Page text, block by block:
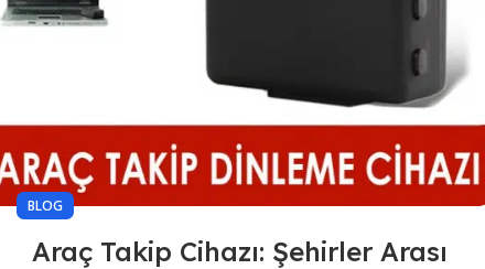
BLOG
Araç Takip Cihazı: Şehirler Arası